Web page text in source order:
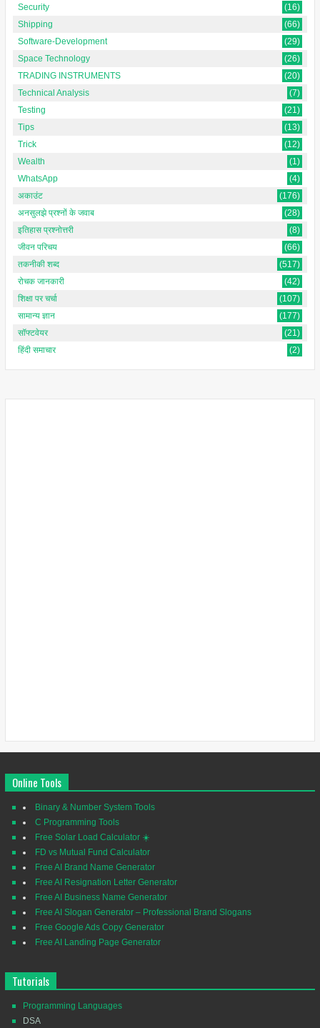
Security
(16)
Shipping
(66)
Software-Development
(29)
Space Technology
(26)
TRADING INSTRUMENTS
(20)
Technical Analysis
(7)
Testing
(21)
Tips
(13)
Trick
(12)
Wealth
(1)
WhatsApp
(4)
अकाउंट
(176)
अनसुलझे प्रश्नों के जवाब
(28)
इतिहास प्रश्नोत्तरी
(8)
जीवन परिचय
(66)
तकनीकी शब्द
(517)
रोचक जानकारी
(42)
शिक्षा पर चर्चा
(107)
सामान्य ज्ञान
(177)
सॉफ्टवेयर
(21)
हिंदी समाचार
(2)
Online Tools
Binary & Number System Tools
C Programming Tools
Free Solar Load Calculator ☀️
FD vs Mutual Fund Calculator
Free AI Brand Name Generator
Free AI Resignation Letter Generator
Free AI Business Name Generator
Free AI Slogan Generator – Professional Brand Slogans
Free Google Ads Copy Generator
Free AI Landing Page Generator
Tutorials
Programming Languages
DSA